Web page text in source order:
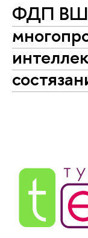
ФДП